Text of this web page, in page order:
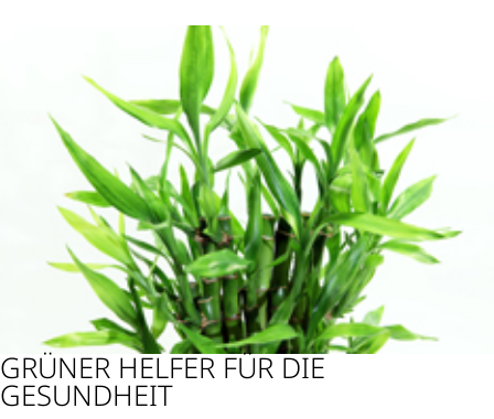
GRÜNER HELFER FÜR DIE
GESUNDHEIT